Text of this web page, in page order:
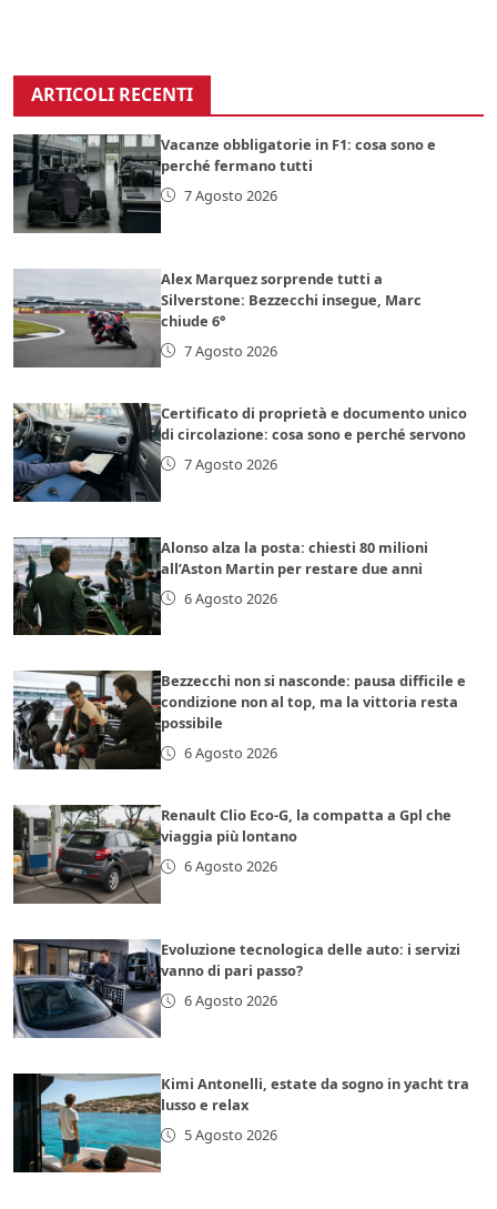
ARTICOLI RECENTI
Vacanze obbligatorie in F1: cosa sono e
perché fermano tutti
7 Agosto 2026
Alex Marquez sorprende tutti a
Silverstone: Bezzecchi insegue, Marc
chiude 6°
7 Agosto 2026
Certificato di proprietà e documento unico
di circolazione: cosa sono e perché servono
7 Agosto 2026
Alonso alza la posta: chiesti 80 milioni
all’Aston Martin per restare due anni
6 Agosto 2026
Bezzecchi non si nasconde: pausa difficile e
condizione non al top, ma la vittoria resta
possibile
6 Agosto 2026
Renault Clio Eco-G, la compatta a Gpl che
viaggia più lontano
6 Agosto 2026
Evoluzione tecnologica delle auto: i servizi
vanno di pari passo?
6 Agosto 2026
Kimi Antonelli, estate da sogno in yacht tra
lusso e relax
5 Agosto 2026